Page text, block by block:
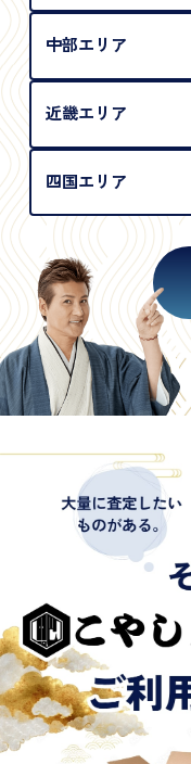
中部エリア
近畿エリア
四国エリア